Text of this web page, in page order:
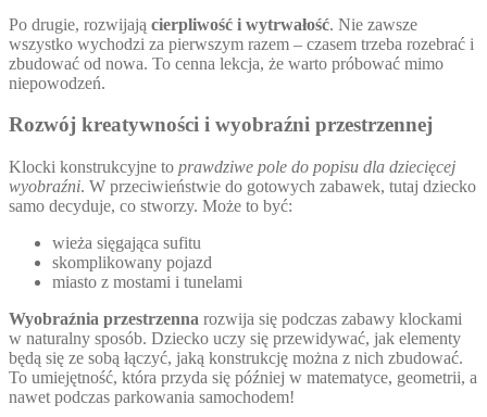
Po drugie, rozwijają cierpliwość i wytrwałość. Nie zawsze
wszystko wychodzi za pierwszym razem – czasem trzeba rozebrać i
zbudować od nowa. To cenna lekcja, że warto próbować mimo
niepowodzeń.
Rozwój kreatywności i wyobraźni przestrzennej
Klocki konstrukcyjne to prawdziwe pole do popisu dla dziecięcej
wyobraźni. W przeciwieństwie do gotowych zabawek, tutaj dziecko
samo decyduje, co stworzy. Może to być:
wieża sięgająca sufitu
skomplikowany pojazd
miasto z mostami i tunelami
Wyobraźnia przestrzenna rozwija się podczas zabawy klockami
w naturalny sposób. Dziecko uczy się przewidywać, jak elementy
będą się ze sobą łączyć, jaką konstrukcję można z nich zbudować.
To umiejętność, która przyda się później w matematyce, geometrii, a
nawet podczas parkowania samochodem!